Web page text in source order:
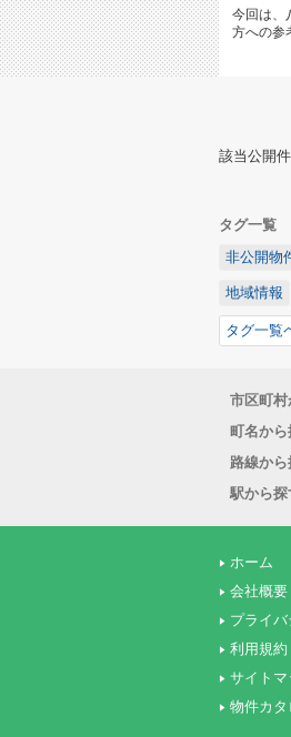
今回は、
方への参
該当公開
タグ一覧
非公開物
地域情報
タグ一覧
市区町
町名から
路線から
駅から探
ホーム
会社概要
プライ
利用規約
サイトマ
物件カタ